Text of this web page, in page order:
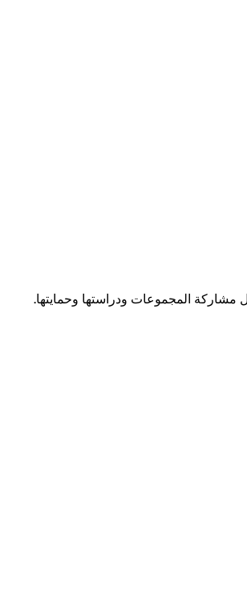
مشاركة المجموعات ودراستها وحمايتها.